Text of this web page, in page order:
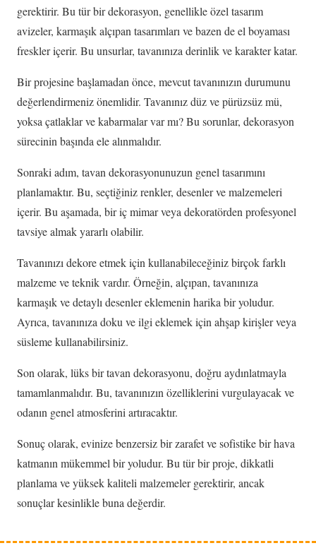
gerektirir. Bu tür bir dekorasyon, genellikle özel tasarım
avizeler, karmaşık alçıpan tasarımları ve bazen de el boyaması
freskler içerir. Bu unsurlar, tavanınıza derinlik ve karakter katar.
Bir projesine başlamadan önce, mevcut tavanınızın durumunu
değerlendirmeniz önemlidir. Tavanınız düz ve pürüzsüz mü,
yoksa çatlaklar ve kabarmalar var mı? Bu sorunlar, dekorasyon
sürecinin başında ele alınmalıdır.
Sonraki adım, tavan dekorasyonunuzun genel tasarımını
planlamaktır. Bu, seçtiğiniz renkler, desenler ve malzemeleri
içerir. Bu aşamada, bir iç mimar veya dekoratörden profesyonel
tavsiye almak yararlı olabilir.
Tavanınızı dekore etmek için kullanabileceğiniz birçok farklı
malzeme ve teknik vardır. Örneğin, alçıpan, tavanınıza
karmaşık ve detaylı desenler eklemenin harika bir yoludur.
Ayrıca, tavanınıza doku ve ilgi eklemek için ahşap kirişler veya
süsleme kullanabilirsiniz.
Son olarak, lüks bir tavan dekorasyonu, doğru aydınlatmayla
tamamlanmalıdır. Bu, tavanınızın özelliklerini vurgulayacak ve
odanın genel atmosferini artıracaktır.
Sonuç olarak, evinize benzersiz bir zarafet ve sofistike bir hava
katmanın mükemmel bir yoludur. Bu tür bir proje, dikkatli
planlama ve yüksek kaliteli malzemeler gerektirir, ancak
sonuçlar kesinlikle buna değerdir.